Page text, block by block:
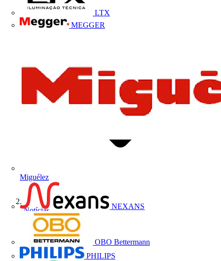
LTX
MEGGER
Miguélez
NEXANS
OBO Bettermann
PHILIPS
Início
Notícias